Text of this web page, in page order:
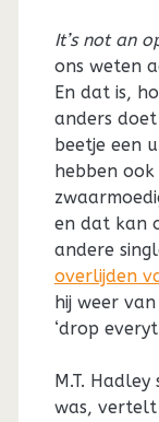
It’s not an
ons weten
En dat is,
anders
beetje een
hebben
en dat kan
andere
overlijden
hij weer
‘drop
M.T.
was,